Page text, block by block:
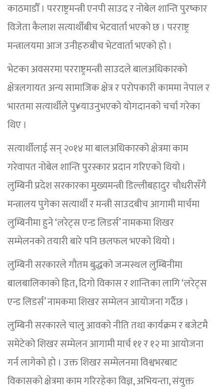
काठमाडौँ । परराष्ट्रमन्त्री एनपी साउद र नोबेल शान्ति पुरष्कार
विजेता कैलाश सत्यार्थीबीच भेटवार्ता भएको छ । परराष्ट्र
मन्त्रालयमा आज उनीहरुबीच भेटवार्ता भएको हो ।
भेटका अवसरमा परराष्ट्रमन्त्री साउदले बालअधिकारको
क्षेत्रलगायत अन्य सामाजिक क्षेत्र र परोपकारी काममा नेपाल र
भारतमा सत्यार्थीले पु¥याउनुभएको योगदानको चर्चा गरेका
थिए ।
सत्यार्थीलाई सन् २०१४ मा बालअधिकारको क्षेत्रमा काम
गरेवापत नोबेल शान्ति पुरस्कार प्रदान गरिएको थियो ।
लुम्बिनी प्रदेश सरकारका मुख्यमन्त्री डिल्लीबहादुर चौधरीसँगै
मन्त्रालय पुगेका सत्यार्थी र मन्त्री साउदबीच आगामी मार्चमा
लुम्बिनीमा हुने ‘लरेट्स एन्ड लिडर्स’ नामकमा शिखर
सम्मेलनको तयारी बारे पनि छलफल भएको थियो ।
लुम्बिनी सरकारले गौतम बुद्धको जन्मस्थल लुम्बिनीमा
बालबालिकाको हित, दिगो विकास र शान्तिका लागि ‘लरेट्स
एन्ड लिडर्स’ नामकमा शिखर सम्मेलन आयोजना गर्दैछ ।
लुम्बिनी सरकारले चालु आवको नीति तथा कार्यक्रम र बजेटमै
समेटेको शिखर सम्मेलन आगामी मार्च ११ र १२ मा आयोजना
गर्न लागेको हो । उक्त शिखर सम्मेलनमा विश्वभरबाट
विकासको क्षेत्रमा काम गरिरहेका विज्ञ, अभियन्ता, संयुक्त